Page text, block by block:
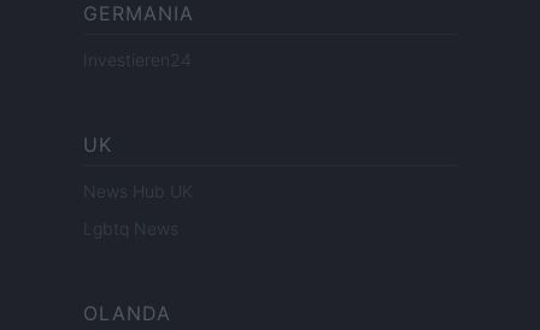
GERMANIA
Investieren24
UK
News Hub UK
Lgbtq News
OLANDA